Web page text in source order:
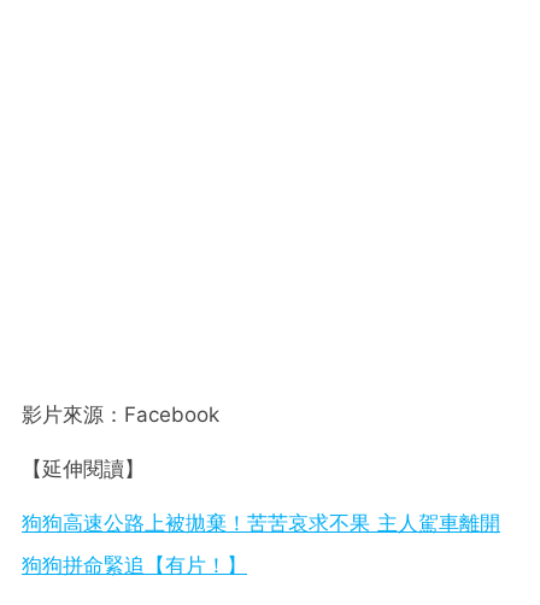
影片來源：Facebook
【延伸閱讀】
狗狗高速公路上被拋棄！苦苦哀求不果 主人駕車離開
狗狗拼命緊追【有片！】